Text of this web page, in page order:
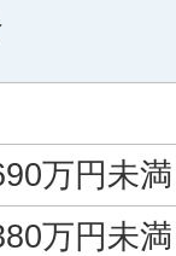
万円未満
万円未満